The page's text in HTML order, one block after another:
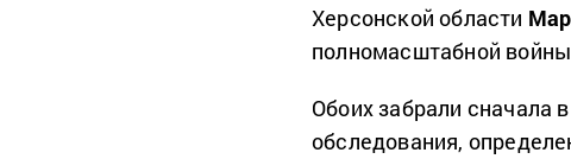
Херсонской области
полномасштабной
Обоих забрали сначала
обследования,